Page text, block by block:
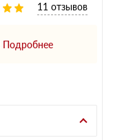
11 отзывов
Подробнее